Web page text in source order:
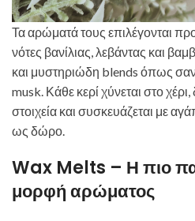
Τα αρώματά τους επιλέγονται
νότες βανίλιας, λεβάντας και
και μυστηριώδη blends όπως
musk. Κάθε κερί χύνεται στο
στοιχεία και συσκευάζεται με
ως δώρο.
Wax Melts – Η πιο
μορφή αρώματος